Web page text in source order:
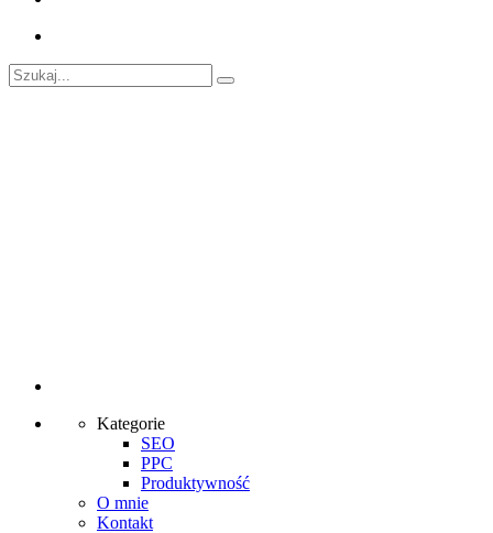
Kategorie
SEO
PPC
Produktywność
O mnie
Kontakt